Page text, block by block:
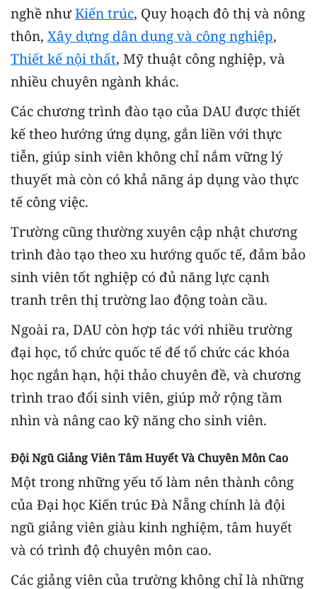
nghề như Kiến trúc, Quy hoạch đô thị và nông
thôn, Xây dựng dân dụng và công nghiệp,
Thiết kế nội thất, Mỹ thuật công nghiệp, và
nhiều chuyên ngành khác.
Các chương trình đào tạo của DAU được thiết
kế theo hướng ứng dụng, gắn liền với thực
tiễn, giúp sinh viên không chỉ nắm vững lý
thuyết mà còn có khả năng áp dụng vào thực
tế công việc.
Trường cũng thường xuyên cập nhật chương
trình đào tạo theo xu hướng quốc tế, đảm bảo
sinh viên tốt nghiệp có đủ năng lực cạnh
tranh trên thị trường lao động toàn cầu.
Ngoài ra, DAU còn hợp tác với nhiều trường
đại học, tổ chức quốc tế để tổ chức các khóa
học ngắn hạn, hội thảo chuyên đề, và chương
trình trao đổi sinh viên, giúp mở rộng tầm
nhìn và nâng cao kỹ năng cho sinh viên.
Đội Ngũ Giảng Viên Tâm Huyết Và Chuyên Môn Cao
Một trong những yếu tố làm nên thành công
của Đại học Kiến trúc Đà Nẵng chính là đội
ngũ giảng viên giàu kinh nghiệm, tâm huyết
và có trình độ chuyên môn cao.
Các giảng viên của trường không chỉ là những